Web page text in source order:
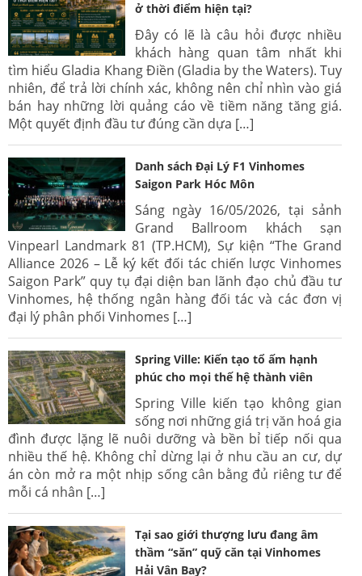
ở thời điểm hiện tại?
Đây có lẽ là câu hỏi được nhiều
khách hàng quan tâm nhất khi
tìm hiểu Gladia Khang Điền (Gladia by the Waters). Tuy
nhiên, để trả lời chính xác, không nên chỉ nhìn vào giá
bán hay những lời quảng cáo về tiềm năng tăng giá.
Một quyết định đầu tư đúng cần dựa […]
Danh sách Đại Lý F1 Vinhomes
Saigon Park Hóc Môn
Sáng ngày 16/05/2026, tại sảnh
Grand Ballroom khách sạn
Vinpearl Landmark 81 (TP.HCM), Sự kiện “The Grand
Alliance 2026 – Lễ ký kết đối tác chiến lược Vinhomes
Saigon Park” quy tụ đại diện ban lãnh đạo chủ đầu tư
Vinhomes, hệ thống ngân hàng đối tác và các đơn vị
đại lý phân phối Vinhomes […]
Spring Ville: Kiến tạo tổ ấm hạnh
phúc cho mọi thế hệ thành viên
Spring Ville kiến tạo không gian
sống nơi những giá trị văn hoá gia
đình được lặng lẽ nuôi dưỡng và bền bỉ tiếp nối qua
nhiều thế hệ. Không chỉ dừng lại ở nhu cầu an cư, dự
án còn mở ra một nhịp sống cân bằng đủ riêng tư để
mỗi cá nhân […]
Tại sao giới thượng lưu đang âm
thầm “săn” quỹ căn tại Vinhomes
Hải Vân Bay?